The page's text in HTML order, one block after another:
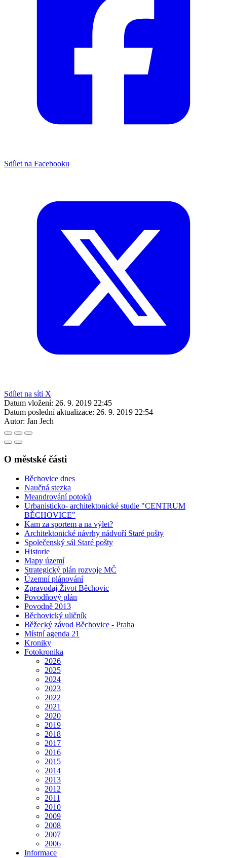
Sdílet na Facebooku
Sdílet na síti X
Datum vložení: 26. 9. 2019 22:45
Datum poslední aktualizace: 26. 9. 2019 22:54
Autor: Jan Jech
O městské části
Běchovice dnes
Naučná stezka
Meandrování potoků
Urbanisticko- architektonické studie "CENTRUM
BĚCHOVICE"
Kam za sportem a na výlet?
Architektonické návrhy nádvoří Staré pošty
Společenský sál Staré pošty
Historie
Mapy území
Strategický plán rozvoje MČ
Územní plánování
Zpravodaj Život Běchovic
Povodňový plán
Povodně 2013
Běchovický uličník
Běžecký závod Běchovice - Praha
Místní agenda 21
Kroniky
Fotokronika
2026
2025
2024
2023
2022
2021
2020
2019
2018
2017
2016
2015
2014
2013
2012
2011
2010
2009
2008
2007
2006
Informace